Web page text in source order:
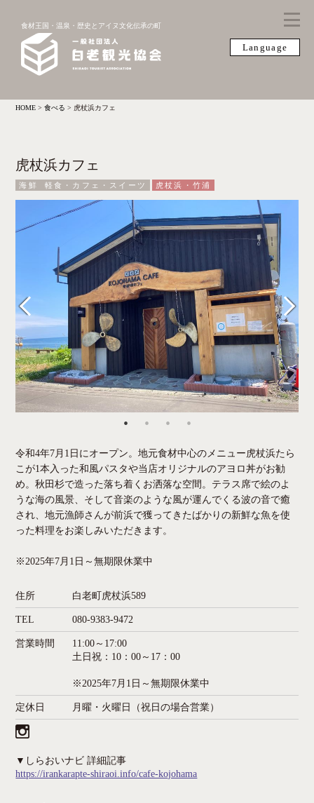
Language
食材王国・温泉・歴史とアイヌ文化伝承の町
HOME >食べる > 虎杖浜カフェ
虎杖浜カフェ
海鮮 軽食・カフェ・スイーツ 虎杖浜・竹浦
Previous Next
令和4年7月1日にオープン。地元食材中心のメニュー虎杖浜たら
こが1本入った和風パスタや当店オリジナルのアヨロ丼がお勧
め。秋田杉で造った落ち着くお洒落な空間。テラス席で絵のよ
うな海の風景、そして音楽のような風が運んでくる波の音で癒
され、地元漁師さんが前浜で獲ってきたばかりの新鮮な魚を使
った料理をお楽しみいただきます。
※2025年7月1日～無期限休業中
住所 白老町虎杖浜589
TEL 080-9383-9472
営業時間
11:00～17:00
土日祝：10：00～17：00
※2025年7月1日～無期限休業中
定休日 月曜・火曜日（祝日の場合営業）
▼しらおいナビ 詳細記事
https://irankarapte-shiraoi.info/cafe-kojohama